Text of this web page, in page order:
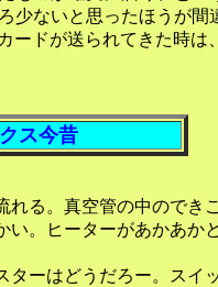
少ないと思ったほうが間
ードが送られてきた時は
ス今昔
る。真空管の中のでき
。ヒーターがあかあか
ーはどうだろー。スイ